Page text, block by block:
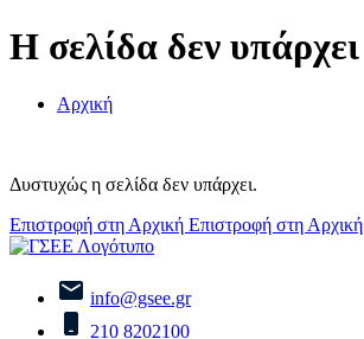
Η σελίδα δεν υπάρχει
Αρχική
Δυστυχώς η σελίδα δεν υπάρχει.
Επιστροφή στη Αρχική Επιστροφή στη Αρχική
info@gsee.gr
210 8202100